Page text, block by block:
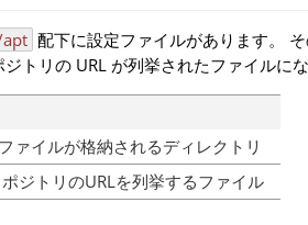
配下に設定ファイルがあります。
トリの URL が列挙されたファイルにな
ァイルが格納されるディレクトリ
ジトリのURLを列挙するファイル